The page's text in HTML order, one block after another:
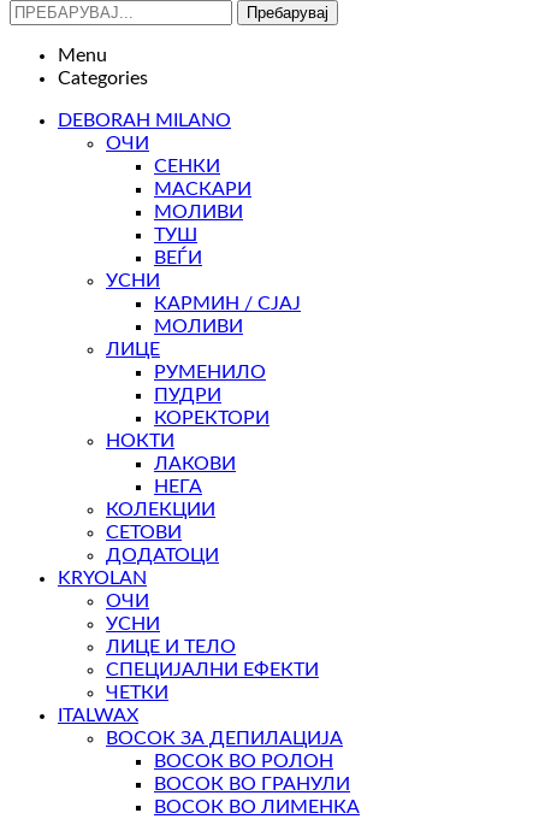
Пребарувај
Menu
Categories
DEBORAH MILANO
ОЧИ
СЕНКИ
МАСКАРИ
МОЛИВИ
ТУШ
ВЕЃИ
УСНИ
КАРМИН / СЈАЈ
МОЛИВИ
ЛИЦЕ
РУМЕНИЛО
ПУДРИ
КОРЕКТОРИ
НОКТИ
ЛАКОВИ
НЕГА
КОЛЕКЦИИ
СЕТОВИ
ДОДАТОЦИ
KRYOLAN
ОЧИ
УСНИ
ЛИЦЕ И ТЕЛО
СПЕЦИЈАЛНИ ЕФЕКТИ
ЧЕТКИ
ITALWAX
ВОСОК ЗА ДЕПИЛАЦИЈА
ВОСОК ВО РОЛОН
ВОСОК ВО ГРАНУЛИ
ВОСОК ВО ЛИМЕНКА